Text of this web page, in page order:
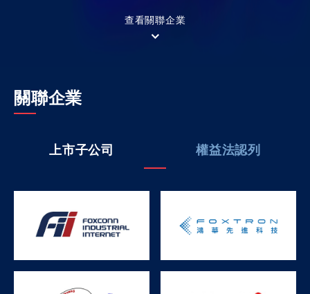
查看關聯企業
關聯企業
上市子公司 權益法認列